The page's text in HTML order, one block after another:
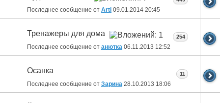
Последнее сообщение от Arti 09.01.2014 20:45
Тренажеры для дома
Последнее сообщение от анютка 06.11.2013 12:52
254
Осанка
Последнее сообщение от Зарина 28.10.2013 18:06
11